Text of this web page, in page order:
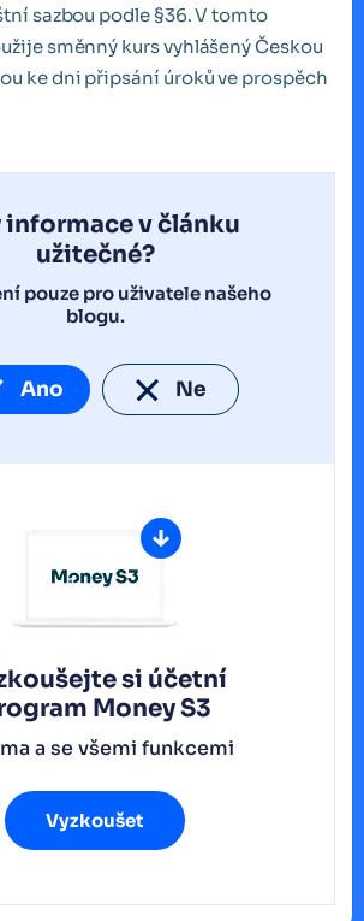
sazbou podle §36. V tomto
směnný kurs vyhlášený Českou
ke dni připsání úroků ve prospěch
informace v článku
užitečné?
pouze pro uživatele našeho
blogu.
Ano Ne
si účetní
Money S3
a se všemi funkcemi
Vyzkoušet